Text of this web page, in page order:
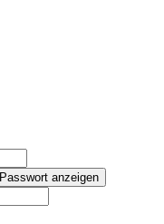
Passwort anzeigen